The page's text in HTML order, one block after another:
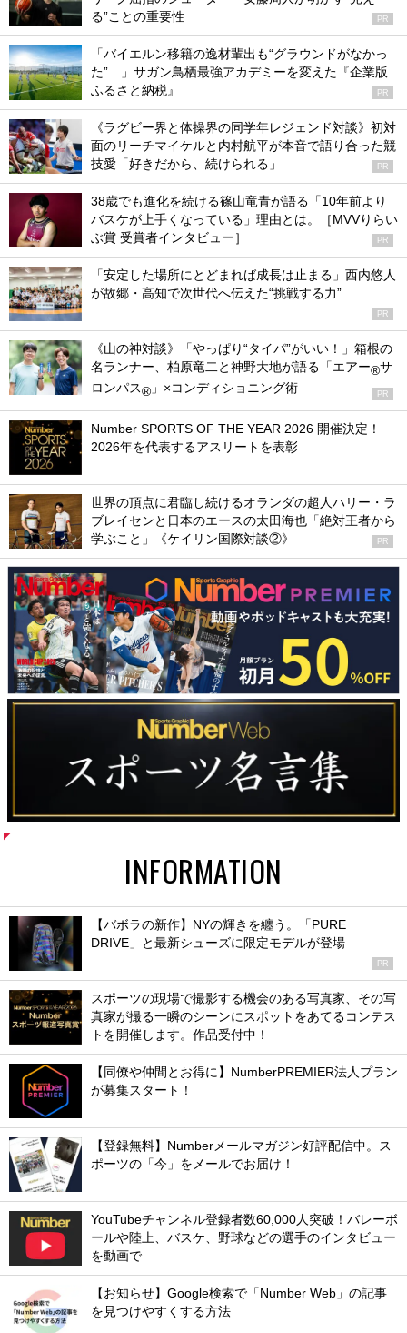
る”ことの重要性
PR
「バイエルン移籍の逸材輩出も“グラウンドがなかっ
た”…」サガン鳥栖最強アカデミーを変えた『企業版
ふるさと納税』
PR
《ラグビー界と体操界の同学年レジェンド対談》初対
面のリーチマイケルと内村航平が本音で語り合った競
技愛「好きだから、続けられる」
PR
38歳でも進化を続ける篠山竜青が語る「10年前より
バスケが上手くなっている」理由とは。［MVVりらい
ぶ賞 受賞者インタビュー］
PR
「安定した場所にとどまれば成長は止まる」西内悠人
が故郷・高知で次世代へ伝えた“挑戦する力”
PR
《山の神対談》「やっぱり“タイパ”がいい！」箱根の
名ランナー、柏原竜二と神野大地が語る「エアー®サ
ロンパス® 」×コンディショニング術 PR
Number SPORTS OF THE YEAR 2026 開催決定！
2026年を代表するアスリートを表彰
世界の頂点に君臨し続けるオランダの超人ハリー・ラ
ブレイセンと日本のエースの太田海也「絶対王者から
学ぶこと」《ケイリン国際対談②》
PR
INFORMATION
【バボラの新作】NYの輝きを纏う。「PURE
DRIVE」と最新シューズに限定モデルが登場
PR
スポーツの現場で撮影する機会のある写真家、その写
真家が撮る一瞬のシーンにスポットをあてるコンテス
トを開催します。作品受付中！
【同僚や仲間とお得に】NumberPREMIER法人プラン
が募集スタート！
【登録無料】Numberメールマガジン好評配信中。ス
ポーツの「今」をメールでお届け！
YouTubeチャンネル登録者数60,000人突破！バレーボ
ールや陸上、バスケ、野球などの選手のインタビュー
を動画で
【お知らせ】Google検索で「Number Web」の記事
を見つけやすくする方法